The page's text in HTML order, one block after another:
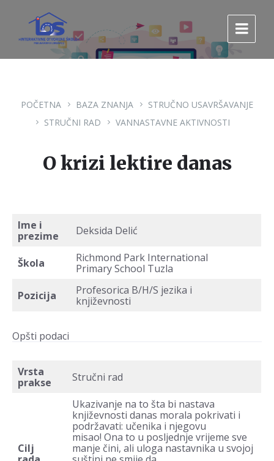
sadržaj
glavnu
navigaciju.
POČETNA BAZA ZNANJA
STRUČNO USAVRŠAVANJE
STRUČNI RAD
VANNASTAVNE AKTIVNOSTI
O krizi lektire danas
Ime i
prezime
Deksida Delić
Škola
Richmond Park International
Primary School Tuzla
Pozicija
Profesorica B/H/S jezika i
književnosti
Opšti podaci
Vrsta
prakse
Stručni rad
Cilj
Ukazivanje na to šta bi nastava
književnosti danas morala pokrivati i
podržavati: učenika i njegovu
misao! Ona to u posljednje vrijeme sve
manje čini, ali uloga nastavnika u svojoj